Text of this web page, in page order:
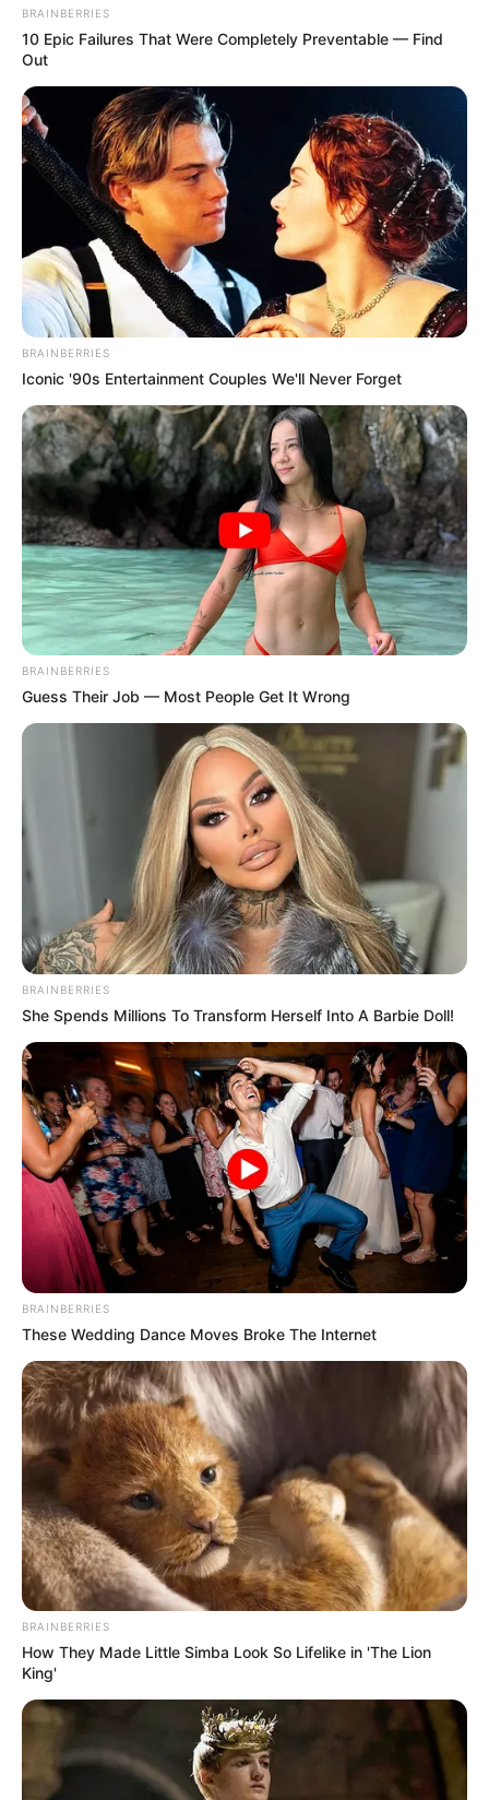
BRAINBERRIES
10 Epic Failures That Were Completely Preventable — Find
Out
BRAINBERRIES
Iconic '90s Entertainment Couples We'll Never Forget
BRAINBERRIES
Guess Their Job — Most People Get It Wrong
BRAINBERRIES
She Spends Millions To Transform Herself Into A Barbie Doll!
BRAINBERRIES
These Wedding Dance Moves Broke The Internet
BRAINBERRIES
How They Made Little Simba Look So Lifelike in 'The Lion
King'